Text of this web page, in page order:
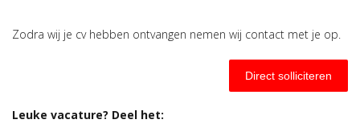
Zodra wij je cv hebben ontvangen nemen wij contact met je op.
Direct solliciteren
Leuke vacature? Deel het: